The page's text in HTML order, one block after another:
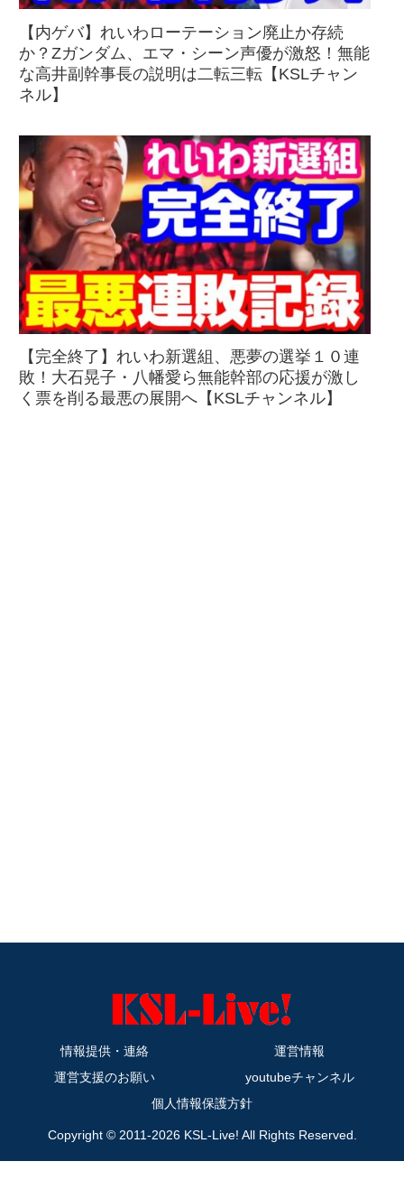
【内ゲバ】れいわローテーション廃止か存続
か？Zガンダム、エマ・シーン声優が激怒！無能
な高井副幹事長の説明は二転三転【KSLチャン
ネル】
【完全終了】れいわ新選組、悪夢の選挙１０連
敗！大石晃子・八幡愛ら無能幹部の応援が激し
く票を削る最悪の展開へ【KSLチャンネル】
情報提供・連絡
運営情報
運営支援のお願い
youtubeチャンネル
個人情報保護方針
Copyright © 2011-2026 KSL-Live! All Rights Reserved.